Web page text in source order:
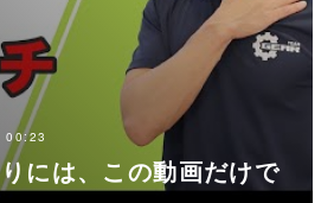
00:23
には、この動画だけで